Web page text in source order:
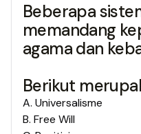
Beberapa
memandang
agama dan
Berikut
A. Universalisme
B. Free Will